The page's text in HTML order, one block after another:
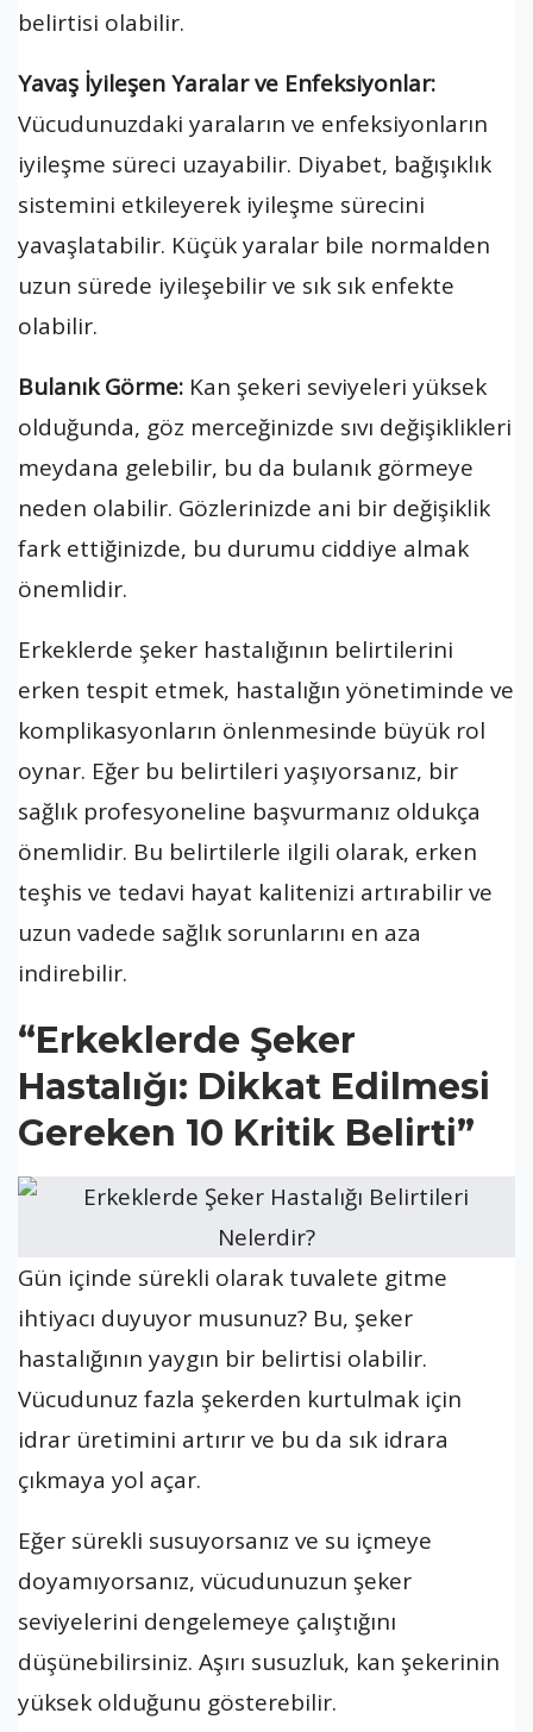
belirtisi olabilir.
Yavaş İyileşen Yaralar ve Enfeksiyonlar:
Vücudunuzdaki yaraların ve enfeksiyonların
iyileşme süreci uzayabilir. Diyabet, bağışıklık
sistemini etkileyerek iyileşme sürecini
yavaşlatabilir. Küçük yaralar bile normalden
uzun sürede iyileşebilir ve sık sık enfekte
olabilir.
Bulanık Görme: Kan şekeri seviyeleri yüksek
olduğunda, göz merceğinizde sıvı değişiklikleri
meydana gelebilir, bu da bulanık görmeye
neden olabilir. Gözlerinizde ani bir değişiklik
fark ettiğinizde, bu durumu ciddiye almak
önemlidir.
Erkeklerde şeker hastalığının belirtilerini
erken tespit etmek, hastalığın yönetiminde ve
komplikasyonların önlenmesinde büyük rol
oynar. Eğer bu belirtileri yaşıyorsanız, bir
sağlık profesyoneline başvurmanız oldukça
önemlidir. Bu belirtilerle ilgili olarak, erken
teşhis ve tedavi hayat kalitenizi artırabilir ve
uzun vadede sağlık sorunlarını en aza
indirebilir.
“Erkeklerde Şeker
Hastalığı: Dikkat Edilmesi
Gereken 10 Kritik Belirti”
Gün içinde sürekli olarak tuvalete gitme
ihtiyacı duyuyor musunuz? Bu, şeker
hastalığının yaygın bir belirtisi olabilir.
Vücudunuz fazla şekerden kurtulmak için
idrar üretimini artırır ve bu da sık idrara
çıkmaya yol açar.
Eğer sürekli susuyorsanız ve su içmeye
doyamıyorsanız, vücudunuzun şeker
seviyelerini dengelemeye çalıştığını
düşünebilirsiniz. Aşırı susuzluk, kan şekerinin
yüksek olduğunu gösterebilir.